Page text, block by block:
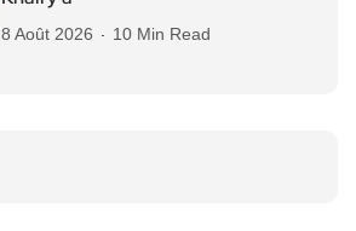
8 Août 2026 10 Min Read